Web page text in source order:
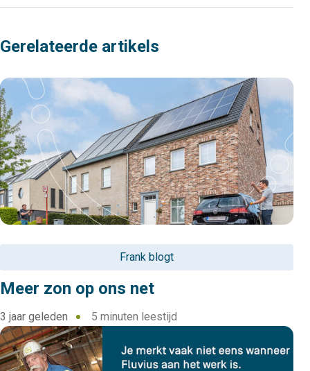
Gerelateerde artikels
Frank blogt
Meer zon op ons net
3 jaar geleden 5 minuten leestijd